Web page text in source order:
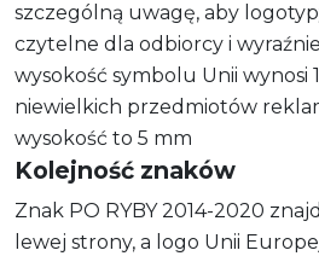
szczególną uwagę, aby
czytelne dla odbiorcy i
wysokość symbolu Unii wynosi
niewielkich przedmiotów
wysokość to 5 mm
Kolejność znaków
Znak PO RYBY 2014-2020
lewej strony, a logo Unii